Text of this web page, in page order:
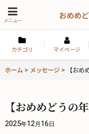
メニュー おめめ
カテゴリ マイページ
ホーム > メッセージ > 【おめ
【おめめどうの
2025年12月 16 日